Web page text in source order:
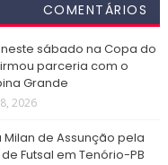
COMENTÁRIOS
sábado na Copa do
parceria com o
Grande
2026
Milan de Assunção pela
Futsal em Tenório-PB